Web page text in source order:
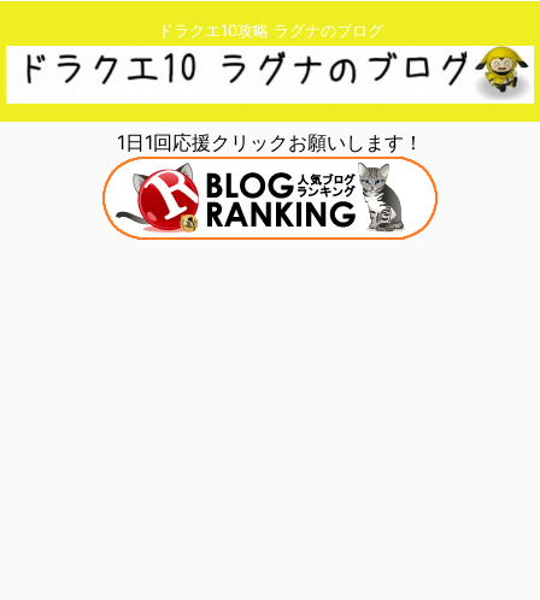
ドラクエ10攻略 ラグナのブログ
1日1回応援クリックお願いします！